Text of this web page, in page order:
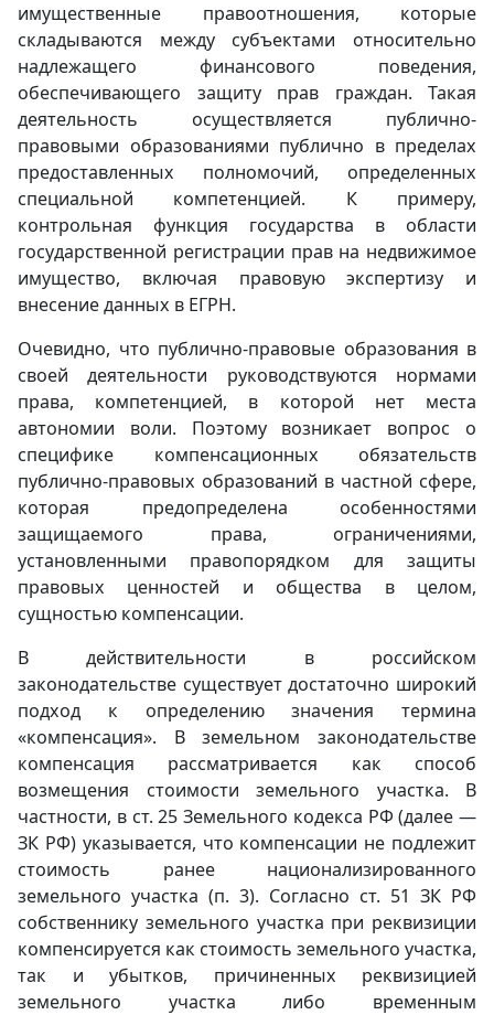
имущественные правоотношения, которые
складываются между субъектами относительно
надлежащего финансового поведения,
обеспечивающего защиту прав граждан. Такая
деятельность осуществляется публично-
правовыми образованиями публично в пределах
предоставленных полномочий, определенных
специальной компетенцией. К примеру,
контрольная функция государства в области
государственной регистрации прав на недвижимое
имущество, включая правовую экспертизу и
внесение данных в ЕГРН.
Очевидно, что публично-правовые образования в
своей деятельности руководствуются нормами
права, компетенцией, в которой нет места
автономии воли. Поэтому возникает вопрос о
специфике компенсационных обязательств
публично-правовых образований в частной сфере,
которая предопределена особенностями
защищаемого права, ограничениями,
установленными правопорядком для защиты
правовых ценностей и общества в целом,
сущностью компенсации.
В действительности в российском
законодательстве существует достаточно широкий
подход к определению значения термина
«компенсация». В земельном законодательстве
компенсация рассматривается как способ
возмещения стоимости земельного участка. В
частности, в ст. 25 Земельного кодекса РФ (далее —
ЗК РФ) указывается, что компенсации не подлежит
стоимость ранее национализированного
земельного участка (п. 3). Согласно ст. 51 ЗК РФ
собственнику земельного участка при реквизиции
компенсируется как стоимость земельного участка,
так и убытков, причиненных реквизицией
земельного участка либо временным